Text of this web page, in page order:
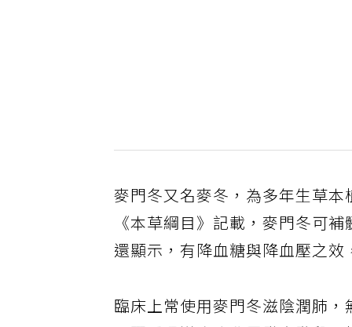
麥門冬又名麥冬，為多年生草
《本草綱目》記載，麥門冬可
還顯示，有降血糖與降血壓之
臨床上常使用麥門冬滋陰潤肺